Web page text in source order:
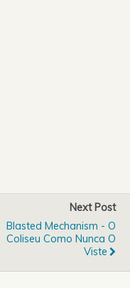
Next Post
Blasted Mechanism - O
Coliseu Como Nunca O
Viste